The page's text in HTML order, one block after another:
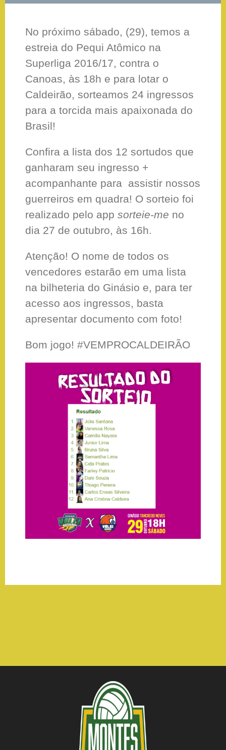
No próximo sábado, (29), temos a
estreia do Pequi Atômico na
Superliga 2016/17, contra o
Canoas, às 18h e para lotar o
Caldeirão, sorteamos 24 ingressos
para a torcida mais apaixonada do
Brasil!
Confira a lista dos 12 sortudos que
ganharam seu ingresso +
acompanhante para assistir nossos
guerreiros em quadra! O sorteio foi
realizado pelo app sorteie-me no
dia 27 de outubro, às 16h.
Atenção! O nome de todos os
vencedores estarão em uma lista
na bilheteria do Ginásio e, para ter
acesso aos ingressos, basta
apresentar documento com foto!
Bom jogo! #VEMPROCALDEIRÃO